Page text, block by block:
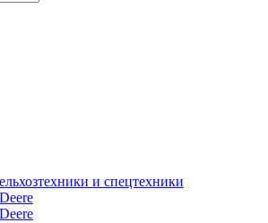
и спецтехники